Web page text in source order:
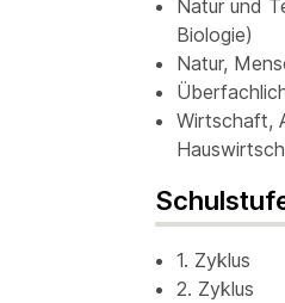
Natur und
Biologie)
Natur,
Wirtschaft,
1. Zyklus
2. Zyklus